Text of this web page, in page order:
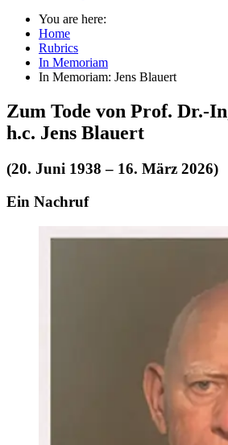
You are here:
Home
Rubrics
In Memoriam
In Memoriam: Jens Blauert
Zum Tode von Prof. Dr.-
h.c. Jens Blauert
(20. Juni 1938 – 16. März 2026)
Ein Nachruf